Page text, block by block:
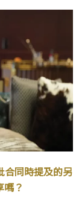
合同時提及的另
？